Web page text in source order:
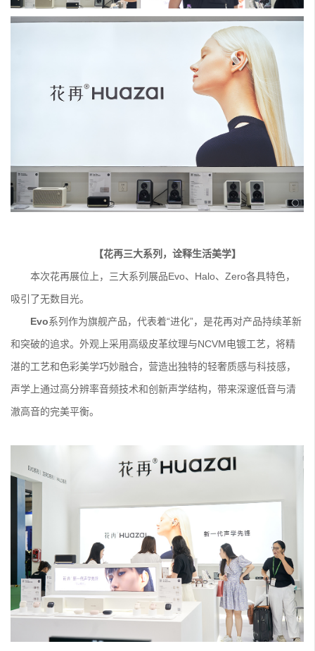
【花再三大系列，诠释生活美学】
本次花再展位上，三大系列展品Evo、Halo、Zero各具特色，
吸引了无数目光。
Evo系列作为旗舰产品，代表着“进化”，是花再对产品持续革新
和突破的追求。外观上采用高级皮革纹理与NCVM电镀工艺，将精
湛的工艺和色彩美学巧妙融合，营造出独特的轻奢质感与科技感，
声学上通过高分辨率音频技术和创新声学结构，带来深邃低音与清
澈高音的完美平衡。